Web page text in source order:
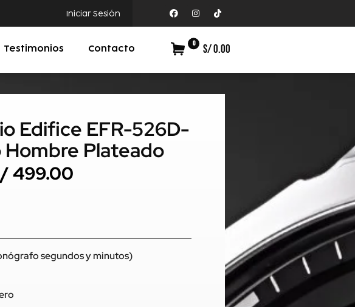
Iniciar Sesión
Testimonios Contacto
0 S/ 0.00
Edifice EFR-526D-
Hombre Plateado
499.00
segundos y minutos)